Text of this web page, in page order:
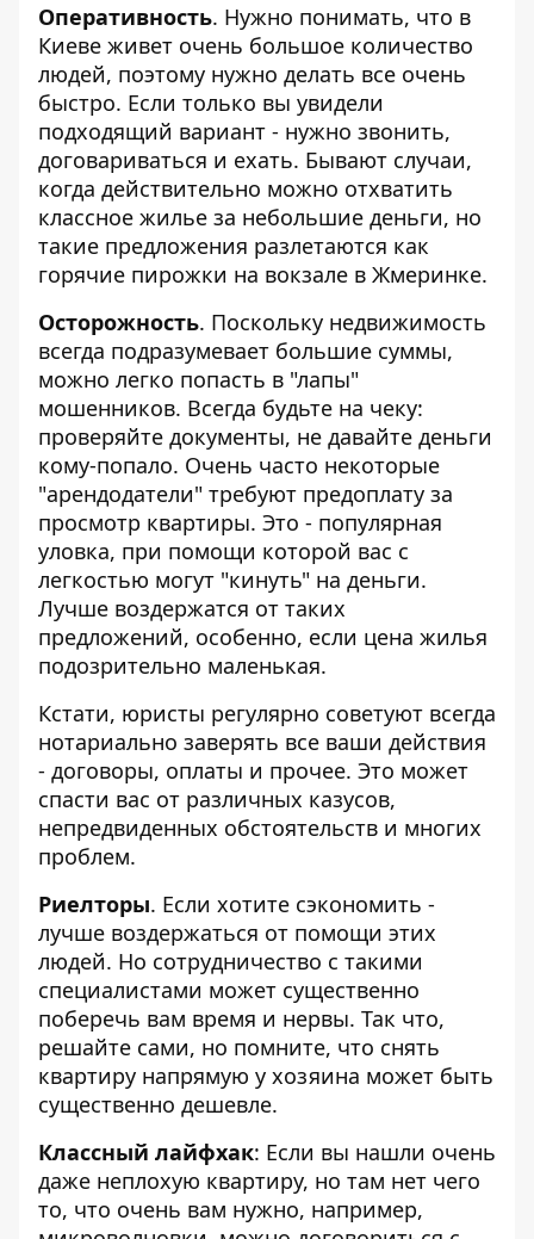
Оперативность. Нужно понимать, что в
Киеве живет очень большое количество
людей, поэтому нужно делать все очень
быстро. Если только вы увидели
подходящий вариант - нужно звонить,
договариваться и ехать. Бывают случаи,
когда действительно можно отхватить
классное жилье за небольшие деньги, но
такие предложения разлетаются как
горячие пирожки на вокзале в Жмеринке.
Осторожность. Поскольку недвижимость
всегда подразумевает большие суммы,
можно легко попасть в "лапы"
мошенников. Всегда будьте на чеку:
проверяйте документы, не давайте деньги
кому-попало. Очень часто некоторые
"арендодатели" требуют предоплату за
просмотр квартиры. Это - популярная
уловка, при помощи которой вас с
легкостью могут "кинуть" на деньги.
Лучше воздержатся от таких
предложений, особенно, если цена жилья
подозрительно маленькая.
Кстати, юристы регулярно советуют всегда
нотариально заверять все ваши действия
- договоры, оплаты и прочее. Это может
спасти вас от различных казусов,
непредвиденных обстоятельств и многих
проблем.
Риелторы. Если хотите сэкономить -
лучше воздержаться от помощи этих
людей. Но сотрудничество с такими
специалистами может существенно
поберечь вам время и нервы. Так что,
решайте сами, но помните, что снять
квартиру напрямую у хозяина может быть
существенно дешевле.
Классный лайфхак: Если вы нашли очень
даже неплохую квартиру, но там нет чего
то, что очень вам нужно, например,